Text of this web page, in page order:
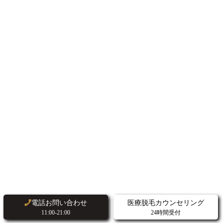
電話お問い合わせ
11:00-21:00
医療脱毛カウンセリング
24時間受付